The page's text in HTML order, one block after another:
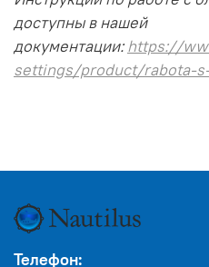
доступны в нашей
документации:https://
settings/product/rabota-
Телефон: